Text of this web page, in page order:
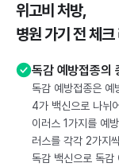
위고비 처방,
병원 가기 전 체크
독감 예방접종의
독감 예방접종은
4가 백신으로 나뉘
이러스 1가지를 예
러스를 각각 2가지
독감 백신으로 독감